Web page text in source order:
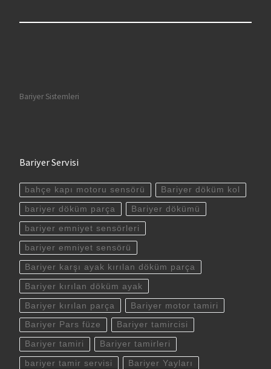
Bariyer Sistemleri
Bariyer Servisi
bahçe kapı motoru sensörü Bariyer döküm kol
bariyer döküm parça Bariyer dökümü
bariyer emniyet sensörleri
bariyer emniyet sensörü
Bariyer karşı ayak kırılan döküm parça
Bariyer kırılan döküm ayak
Bariyer kırılan parça Bariyer motor tamiri
Bariyer Pars füze Bariyer tamircisi
Bariyer tamiri Bariyer tamirleri
bariyer tamir servisi Bariyer Yayları